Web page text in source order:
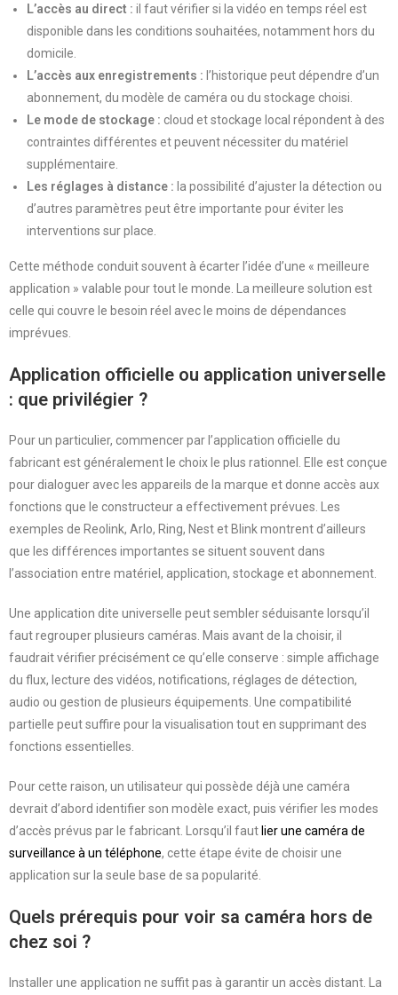
L’accès au direct : il faut vérifier si la vidéo en temps réel est
disponible dans les conditions souhaitées, notamment hors du
domicile.
L’accès aux enregistrements : l’historique peut dépendre d’un
abonnement, du modèle de caméra ou du stockage choisi.
Le mode de stockage : cloud et stockage local répondent à des
contraintes différentes et peuvent nécessiter du matériel
supplémentaire.
Les réglages à distance : la possibilité d’ajuster la détection ou
d’autres paramètres peut être importante pour éviter les
interventions sur place.
Cette méthode conduit souvent à écarter l’idée d’une « meilleure
application » valable pour tout le monde. La meilleure solution est
celle qui couvre le besoin réel avec le moins de dépendances
imprévues.
Application officielle ou application universelle
: que privilégier ?
Pour un particulier, commencer par l’application officielle du
fabricant est généralement le choix le plus rationnel. Elle est conçue
pour dialoguer avec les appareils de la marque et donne accès aux
fonctions que le constructeur a effectivement prévues. Les
exemples de Reolink, Arlo, Ring, Nest et Blink montrent d’ailleurs
que les différences importantes se situent souvent dans
l’association entre matériel, application, stockage et abonnement.
Une application dite universelle peut sembler séduisante lorsqu’il
faut regrouper plusieurs caméras. Mais avant de la choisir, il
faudrait vérifier précisément ce qu’elle conserve : simple affichage
du flux, lecture des vidéos, notifications, réglages de détection,
audio ou gestion de plusieurs équipements. Une compatibilité
partielle peut suffire pour la visualisation tout en supprimant des
fonctions essentielles.
Pour cette raison, un utilisateur qui possède déjà une caméra
devrait d’abord identifier son modèle exact, puis vérifier les modes
d’accès prévus par le fabricant. Lorsqu’il faut lier une caméra de
surveillance à un téléphone, cette étape évite de choisir une
application sur la seule base de sa popularité.
Quels prérequis pour voir sa caméra hors de
chez soi ?
Installer une application ne suffit pas à garantir un accès distant. La